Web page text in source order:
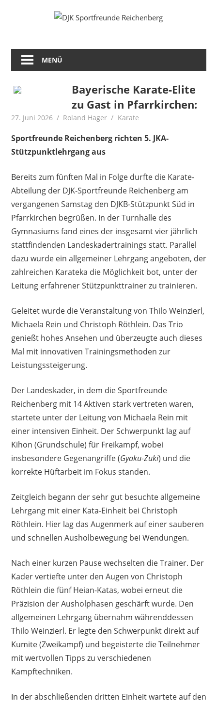
DJK
Sportfreunde
Reichenberg
Leichtathletik
Radfahren
Ski
MENÜ
Bayerische Karate-Elite
zu Gast in Pfarrkirchen:
27. Juni 2026 Roland Hager Karate
Sportfreunde Reichenberg richten 5. JKA-
Stützpunktlehrgang aus
Bereits zum fünften Mal in Folge durfte die Karate-
Abteilung der DJK-Sportfreunde Reichenberg am
vergangenen Samstag den DJKB-Stützpunkt Süd in
Pfarrkirchen begrüßen. In der Turnhalle des
Gymnasiums fand eines der insgesamt vier jährlich
stattfindenden Landeskadertrainings statt. Parallel
dazu wurde ein allgemeiner Lehrgang angeboten, der
zahlreichen Karateka die Möglichkeit bot, unter der
Leitung erfahrener Stützpunkttrainer zu trainieren.
Geleitet wurde die Veranstaltung von Thilo Weinzierl,
Michaela Rein und Christoph Röthlein. Das Trio
genießt hohes Ansehen und überzeugte auch dieses
Mal mit innovativen Trainingsmethoden zur
Leistungssteigerung.
Der Landeskader, in dem die Sportfreunde
Reichenberg mit 14 Aktiven stark vertreten waren,
startete unter der Leitung von Michaela Rein mit
einer intensiven Einheit. Der Schwerpunkt lag auf
Kihon (Grundschule) für Freikampf, wobei
insbesondere Gegenangriffe (Gyaku-Zuki) und die
korrekte Hüftarbeit im Fokus standen.
Zeitgleich begann der sehr gut besuchte allgemeine
Lehrgang mit einer Kata-Einheit bei Christoph
Röthlein. Hier lag das Augenmerk auf einer sauberen
und schnellen Ausholbewegung bei Wendungen.
Nach einer kurzen Pause wechselten die Trainer. Der
Kader vertiefte unter den Augen von Christoph
Röthlein die fünf Heian-Katas, wobei erneut die
Präzision der Ausholphasen geschärft wurde. Den
allgemeinen Lehrgang übernahm währenddessen
Thilo Weinzierl. Er legte den Schwerpunkt direkt auf
Kumite (Zweikampf) und begeisterte die Teilnehmer
mit wertvollen Tipps zu verschiedenen
Kampftechniken.
In der abschließenden dritten Einheit wartete auf den